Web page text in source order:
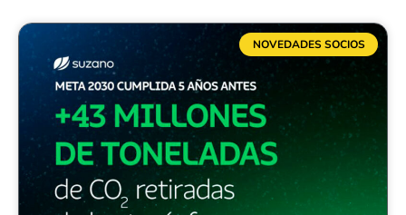
NOVEDADES SOCIOS